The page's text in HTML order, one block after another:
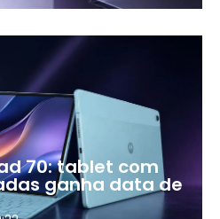
70: tablet com
ganha data de